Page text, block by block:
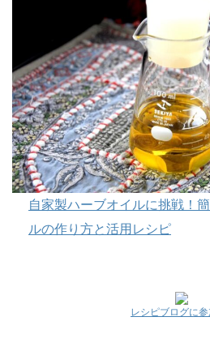
自家製ハーブオイルに挑戦！
ルの作り方と活用レシピ
レシピブログに参